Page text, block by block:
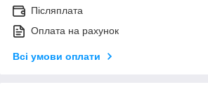
Післяплата
Оплата на рахунок
Всі умови оплати